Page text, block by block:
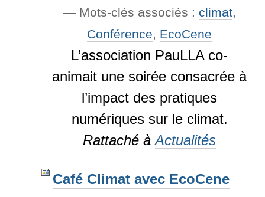
— Mots-clés associés : climat,
Conférence, EcoCene
L’association PauLLA co-
animait une soirée consacrée à
l’impact des pratiques
numériques sur le climat.
Rattaché à Actualités
Café Climat avec EcoCene